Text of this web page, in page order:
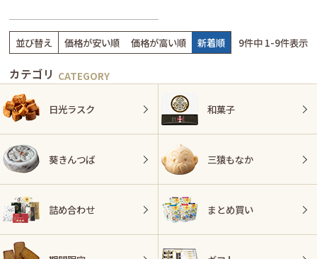
カテゴリ
日光ラスク 和菓子
葵きんつば 三猿もなか
詰め合わせ まとめ買い
並び替え 価格が安い順 価格が高い順 新着順 9件中 1-9件表示